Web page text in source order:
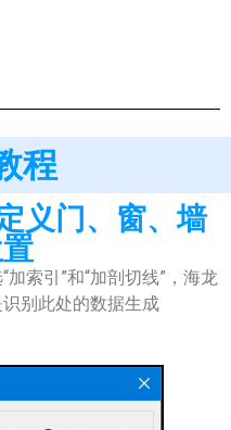
程
义门、窗、墙
索引”和“加剖切线”，海龙
别此处的数据生成